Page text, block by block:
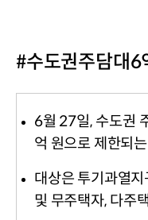
#수도권주담대
6월 27일, 수도권
억 원으로 제한되
대상은 투기과열
및 무주택자, 다주